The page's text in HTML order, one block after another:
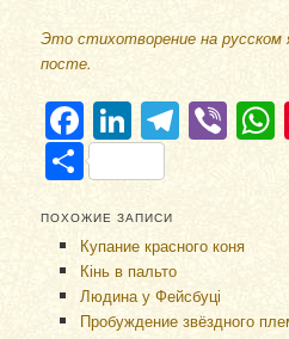
Это стихотворение на
посте.
Facebook
LinkedIn
Отправить
ПОХОЖИЕ ЗАПИСИ
Купание красного коня
Кінь в пальто
Людина у Фейсбуці
Пробуждение звёздного